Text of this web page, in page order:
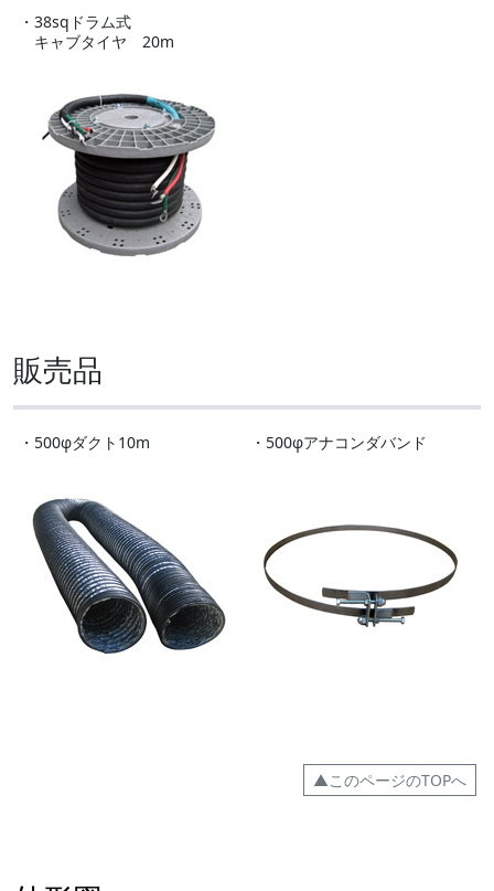
・38sqドラム式
キャブタイヤ 20m
販売品
・500φダクト10m ・500φアナコンダバンド
▲このページのTOPへ